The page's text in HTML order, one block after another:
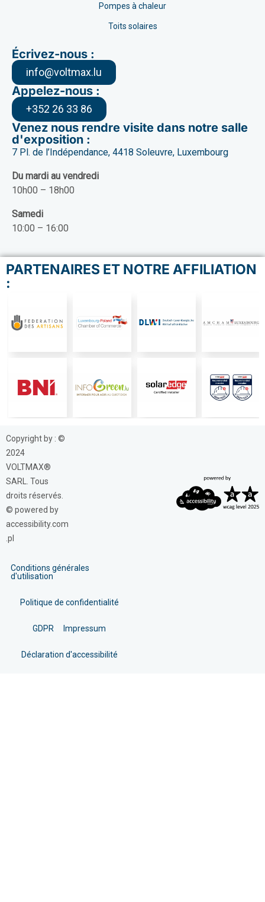
Pompes à chaleur
Toits solaires
Écrivez-nous :
info@voltmax.lu
Appelez-nous :
+352 26 33 86
Venez nous rendre visite dans notre salle
d'exposition :
7 Pl. de l’Indépendance, 4418 Soleuvre, Luxembourg
Du mardi au vendredi
10h00 – 18h00
Samedi
10:00 – 16:00
PARTENAIRES ET NOTRE AFFILIATION
:
Copyright by : ©
2024
VOLTMAX®
SARL. Tous
droits réservés.
© powered by
accessibility.com
.pl
Conditions générales
d'utilisation
Politique de confidentialité
GDPR Impressum
Déclaration d'accessibilité